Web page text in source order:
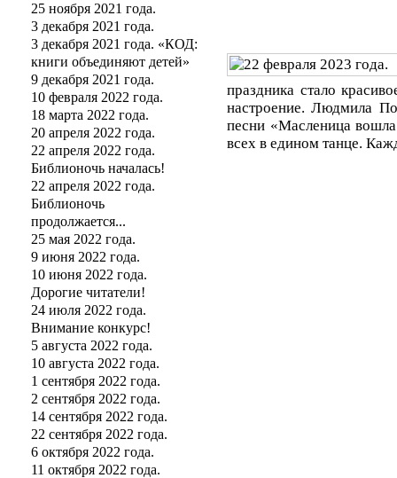
25 ноября 2021 года.
3 декабря 2021 года.
3 декабря 2021 года. «КОД:
книги объединяют детей»
9 декабря 2021 года.
10 февраля 2022 года.
18 марта 2022 года.
20 апреля 2022 года.
22 апреля 2022 года.
Библионочь началась!
22 апреля 2022 года.
Библионочь
продолжается...
25 мая 2022 года.
9 июня 2022 года.
10 июня 2022 года.
Дорогие читатели!
24 июля 2022 года.
Внимание конкурс!
5 августа 2022 года.
10 августа 2022 года.
1 сентября 2022 года.
2 сентября 2022 года.
14 сентября 2022 года.
22 сентября 2022 года.
6 октября 2022 года.
11 октября 2022 года.
праздника стало
настроение. Людмила
песни «Масленица
всех в едином танце.